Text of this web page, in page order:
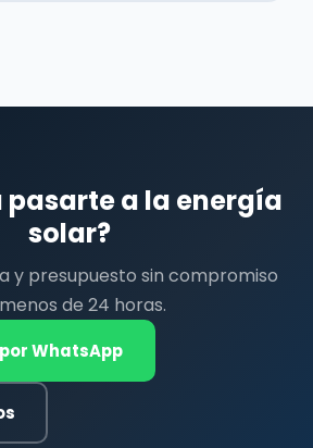
pasarte a la energía
solar?
y presupuesto sin compromiso
de 24 horas.
WhatsApp